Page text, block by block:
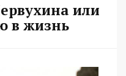
или
в жизнь